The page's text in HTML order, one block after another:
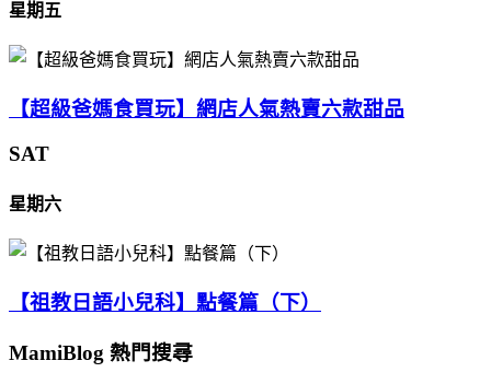
星期五
【超級爸媽食買玩】網店人氣熱賣六款甜品
SAT
星期六
【祖教日語小兒科】點餐篇（下）
MamiBlog 熱門搜尋